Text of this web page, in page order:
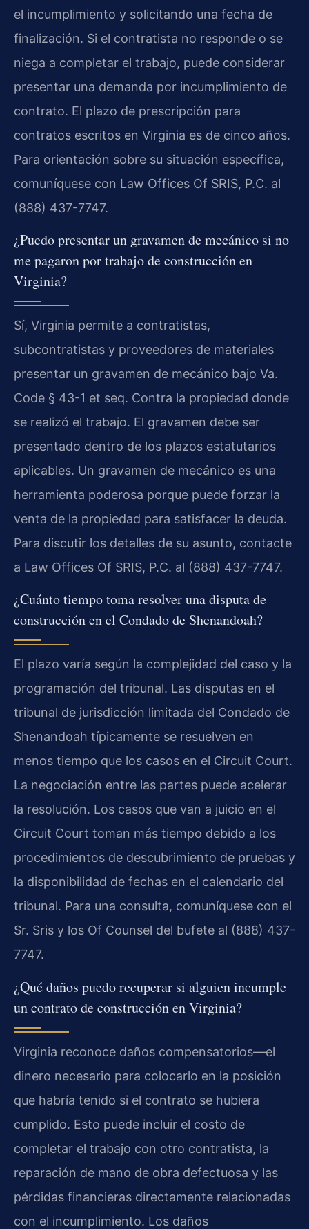
el incumplimiento y solicitando una fecha de
finalización. Si el contratista no responde o se
niega a completar el trabajo, puede considerar
presentar una demanda por incumplimiento de
contrato. El plazo de prescripción para
contratos escritos en Virginia es de cinco años.
Para orientación sobre su situación específica,
comuníquese con Law Offices Of SRIS, P.C. al
(888) 437-7747.
¿Puedo presentar un gravamen de mecánico si no
me pagaron por trabajo de construcción en
Virginia?
Sí, Virginia permite a contratistas,
subcontratistas y proveedores de materiales
presentar un gravamen de mecánico bajo Va.
Code § 43-1 et seq. Contra la propiedad donde
se realizó el trabajo. El gravamen debe ser
presentado dentro de los plazos estatutarios
aplicables. Un gravamen de mecánico es una
herramienta poderosa porque puede forzar la
venta de la propiedad para satisfacer la deuda.
Para discutir los detalles de su asunto, contacte
a Law Offices Of SRIS, P.C. al (888) 437-7747.
¿Cuánto tiempo toma resolver una disputa de
construcción en el Condado de Shenandoah?
El plazo varía según la complejidad del caso y la
programación del tribunal. Las disputas en el
tribunal de jurisdicción limitada del Condado de
Shenandoah típicamente se resuelven en
menos tiempo que los casos en el Circuit Court.
La negociación entre las partes puede acelerar
la resolución. Los casos que van a juicio en el
Circuit Court toman más tiempo debido a los
procedimientos de descubrimiento de pruebas y
la disponibilidad de fechas en el calendario del
tribunal. Para una consulta, comuníquese con el
Sr. Sris y los Of Counsel del bufete al (888) 437-
7747.
¿Qué daños puedo recuperar si alguien incumple
un contrato de construcción en Virginia?
Virginia reconoce daños compensatorios—el
dinero necesario para colocarlo en la posición
que habría tenido si el contrato se hubiera
cumplido. Esto puede incluir el costo de
completar el trabajo con otro contratista, la
reparación de mano de obra defectuosa y las
pérdidas financieras directamente relacionadas
con el incumplimiento. Los daños